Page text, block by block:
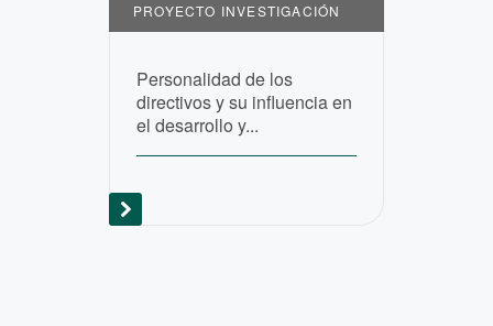
PROYECTO INVESTIGACIÓN
Personalidad de los
directivos y su influencia en
el desarrollo y...